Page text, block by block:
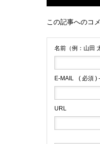
この記事へのコ
名前（例：山田
E-MAIL ( 必須 )
URL